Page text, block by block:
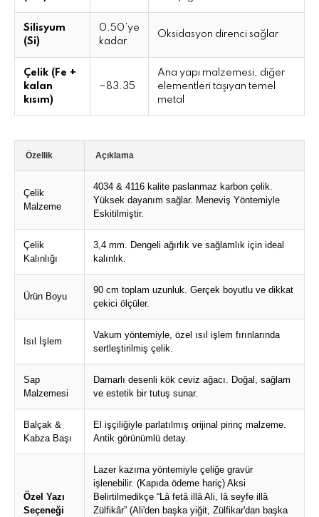
Silisyum
(Si)
0.50’ye
kadar
Oksidasyon direnci sağlar
Çelik (Fe +
kalan
kısım)
~83.35
Ana yapı malzemesi, diğer
elementleri taşıyan temel
metal
Özellik Açıklama
Çelik
Malzeme
4034 & 4116 kalite paslanmaz karbon çelik.
Yüksek dayanım sağlar. Meneviş Yöntemiyle
Eskitilmiştir.
Çelik
Kalınlığı
3,4 mm. Dengeli ağırlık ve sağlamlık için ideal
kalınlık.
Ürün Boyu
90 cm toplam uzunluk. Gerçek boyutlu ve dikkat
çekici ölçüler.
Isıl İşlem
Vakum yöntemiyle, özel ısıl işlem fırınlarında
sertleştirilmiş çelik.
Sap
Malzemesi
Damarlı desenli kök ceviz ağacı. Doğal, sağlam
ve estetik bir tutuş sunar.
Balçak &
Kabza Başı
El işçiliğiyle parlatılmış orijinal pirinç malzeme.
Antik görünümlü detay.
Özel Yazı
Seçeneği
Lazer kazıma yöntemiyle çeliğe gravür
işlenebilir. (Kapıda ödeme hariç) Aksi
Belirtilmedikçe “Lâ fetâ illâ Ali, lâ seyfe illâ
Zülfikâr” (Ali'den başka yiğit, Zülfikar'dan başka